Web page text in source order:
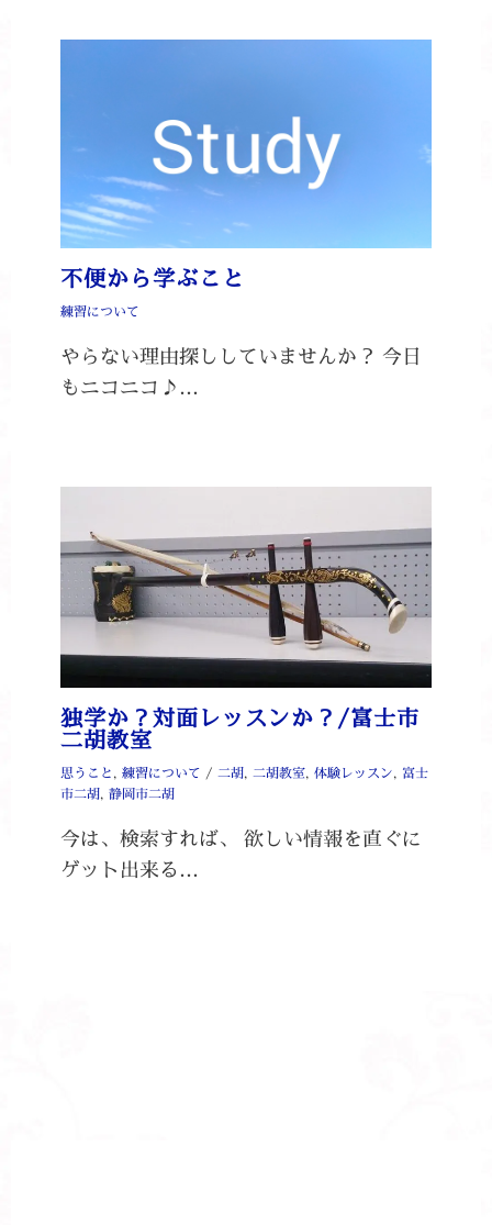
不便から学ぶこと
練習について
やらない理由探ししていませんか？ 今日
もニコニコ♪…
独学か？対面レッスンか？/富士市
二胡教室
思うこと, 練習について / 二胡, 二胡教室, 体験レッスン, 富士
市二胡, 静岡市二胡
今は、検索すれば、 欲しい情報を直ぐに
ゲット出来る…